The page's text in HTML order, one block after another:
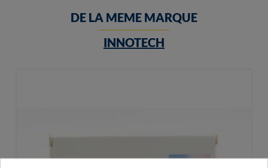
DE LA MEME MARQUE
INNOTECH